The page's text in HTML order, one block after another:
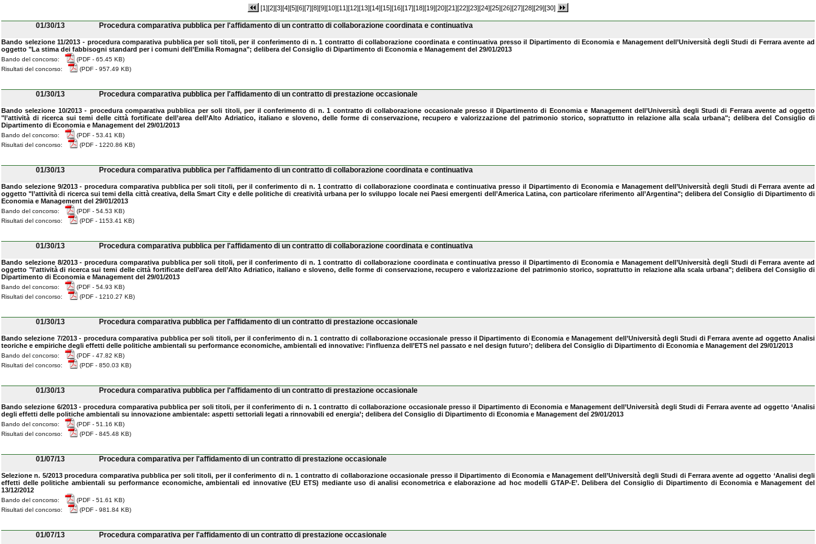
[1][2][3][4][5][6][7][8][9][10][11][12][13][14][15][16][17][18][19][20][21][22][23][24][25][26][27][28][29][30]
01/30/13 Procedura comparativa pubblica per l'affidamento di un contratto di collaborazione coordinata e continuativa
Bando selezione 11/2013 - procedura comparativa pubblica per soli titoli, per il conferimento di n. 1 contratto di collaborazione coordinata e continuativa presso il Dipartimento di Economia e Management dell’Università degli Studi di Ferrara avente ad
oggetto "La stima dei fabbisogni standard per i comuni dell’Emilia Romagna"; delibera del Consiglio di Dipartimento di Economia e Management del 29/01/2013
Bando del concorso:
(PDF - 65.45 KB)
Risultati del concorso:
(PDF - 957.49 KB)
01/30/13 Procedura comparativa pubblica per l'affidamento di un contratto di prestazione occasionale
Bando selezione 10/2013 - procedura comparativa pubblica per soli titoli, per il conferimento di n. 1 contratto di collaborazione occasionale presso il Dipartimento di Economia e Management dell’Università degli Studi di Ferrara avente ad oggetto
"l’attività di ricerca sui temi delle città fortificate dell’area dell’Alto Adriatico, italiano e sloveno, delle forme di conservazione, recupero e valorizzazione del patrimonio storico, soprattutto in relazione alla scala urbana"; delibera del Consiglio di
Dipartimento di Economia e Management del 29/01/2013
Bando del concorso:
(PDF - 53.41 KB)
Risultati del concorso:
(PDF - 1220.86 KB)
01/30/13 Procedura comparativa pubblica per l'affidamento di un contratto di collaborazione coordinata e continuativa
Bando selezione 9/2013 - procedura comparativa pubblica per soli titoli, per il conferimento di n. 1 contratto di collaborazione coordinata e continuativa presso il Dipartimento di Economia e Management dell’Università degli Studi di Ferrara avente ad
oggetto "l’attività di ricerca sui temi della città creativa, della Smart City e delle politiche di creatività urbana per lo sviluppo locale nei Paesi emergenti dell’America Latina, con particolare riferimento all’Argentina"; delibera del Consiglio di Dipartimento di
Economia e Management del 29/01/2013
Bando del concorso:
(PDF - 54.53 KB)
Risultati del concorso:
(PDF - 1153.41 KB)
01/30/13 Procedura comparativa pubblica per l'affidamento di un contratto di collaborazione coordinata e continuativa
Bando selezione 8/2013 - procedura comparativa pubblica per soli titoli, per il conferimento di n. 1 contratto di collaborazione coordinata e continuativa presso il Dipartimento di Economia e Management dell’Università degli Studi di Ferrara avente ad
oggetto "l’attività di ricerca sui temi delle città fortificate dell’area dell’Alto Adriatico, italiano e sloveno, delle forme di conservazione, recupero e valorizzazione del patrimonio storico, soprattutto in relazione alla scala urbana"; delibera del Consiglio di
Dipartimento di Economia e Management del 29/01/2013
Bando del concorso:
(PDF - 54.93 KB)
Risultati del concorso:
(PDF - 1210.27 KB)
01/30/13 Procedura comparativa pubblica per l'affidamento di un contratto di prestazione occasionale
Bando selezione 7/2013 - procedura comparativa pubblica per soli titoli, per il conferimento di n. 1 contratto di collaborazione occasionale presso il Dipartimento di Economia e Management dell’Università degli Studi di Ferrara avente ad oggetto Analisi
teoriche e empiriche degli effetti delle politiche ambientali su performance economiche, ambientali ed innovative: l’influenza dell’ETS nel passato e nel design futuro’; delibera del Consiglio di Dipartimento di Economia e Management del 29/01/2013
Bando del concorso:
(PDF - 47.82 KB)
Risultati del concorso:
(PDF - 850.03 KB)
01/30/13 Procedura comparativa pubblica per l'affidamento di un contratto di prestazione occasionale
Bando selezione 6/2013 - procedura comparativa pubblica per soli titoli, per il conferimento di n. 1 contratto di collaborazione occasionale presso il Dipartimento di Economia e Management dell’Università degli Studi di Ferrara avente ad oggetto ‘Analisi
degli effetti delle politiche ambientali su innovazione ambientale: aspetti settoriali legati a rinnovabili ed energia’; delibera del Consiglio di Dipartimento di Economia e Management del 29/01/2013
Bando del concorso:
(PDF - 51.16 KB)
Risultati del concorso:
(PDF - 845.48 KB)
01/07/13 Procedura comparativa per l'affidamento di un contratto di prestazione occasionale
Selezione n. 5/2013 procedura comparativa pubblica per soli titoli, per il conferimento di n. 1 contratto di collaborazione occasionale presso il Dipartimento di Economia e Management dell’Università degli Studi di Ferrara avente ad oggetto ‘Analisi degli
effetti delle politiche ambientali su performance economiche, ambientali ed innovative (EU ETS) mediante uso di analisi econometrica e elaborazione ad hoc modelli GTAP-E’. Delibera del Consiglio di Dipartimento di Economia e Management del
13/12/2012
Bando del concorso:
(PDF - 51.61 KB)
Risultati del concorso:
(PDF - 981.84 KB)
01/07/13 Procedura comparativa per l'affidamento di un contratto di prestazione occasionale